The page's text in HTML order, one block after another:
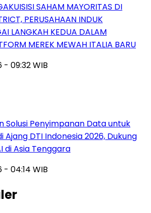
SAHAM MAYORITAS DI
PERUSAHAAN INDUK
LANGKAH KEDUA DALAM
MEREK MEWAH ITALIA BARU
09:32 WIB
Solusi Penyimpanan Data untuk
Ajang DTI Indonesia 2026, Dukung
di Asia Tenggara
04:14 WIB